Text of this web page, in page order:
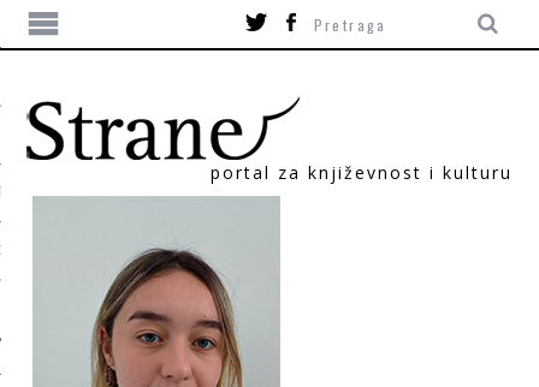
portal za književnost i kulturu